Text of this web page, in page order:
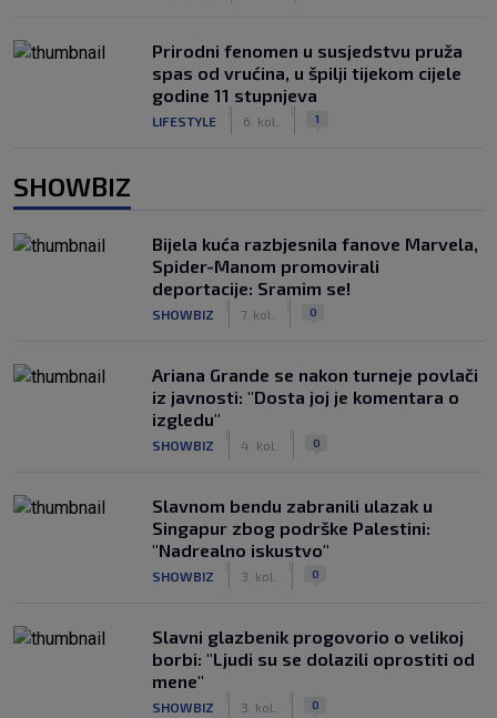
Prirodni fenomen u susjedstvu pruža
spas od vrućina, u špilji tijekom cijele
godine 11 stupnjeva
LIFESTYLE 6. kol. 1
SHOWBIZ
Bijela kuća razbjesnila fanove Marvela,
Spider-Manom promovirali
deportacije: Sramim se!
SHOWBIZ 7. kol. 0
Ariana Grande se nakon turneje povlači
iz javnosti: "Dosta joj je komentara o
izgledu"
SHOWBIZ 4. kol. 0
Slavnom bendu zabranili ulazak u
Singapur zbog podrške Palestini:
"Nadrealno iskustvo"
SHOWBIZ 3. kol. 0
Slavni glazbenik progovorio o velikoj
borbi: "Ljudi su se dolazili oprostiti od
mene"
SHOWBIZ 3. kol. 0